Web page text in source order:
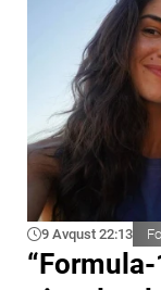
9 Avqust 22:13
“Formula-